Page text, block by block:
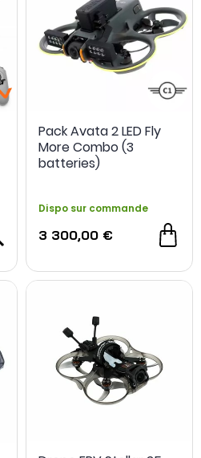
Pack Avata 2 LED Fly
More Combo (3
batteries)
Dispo sur commande
3 300,00 €